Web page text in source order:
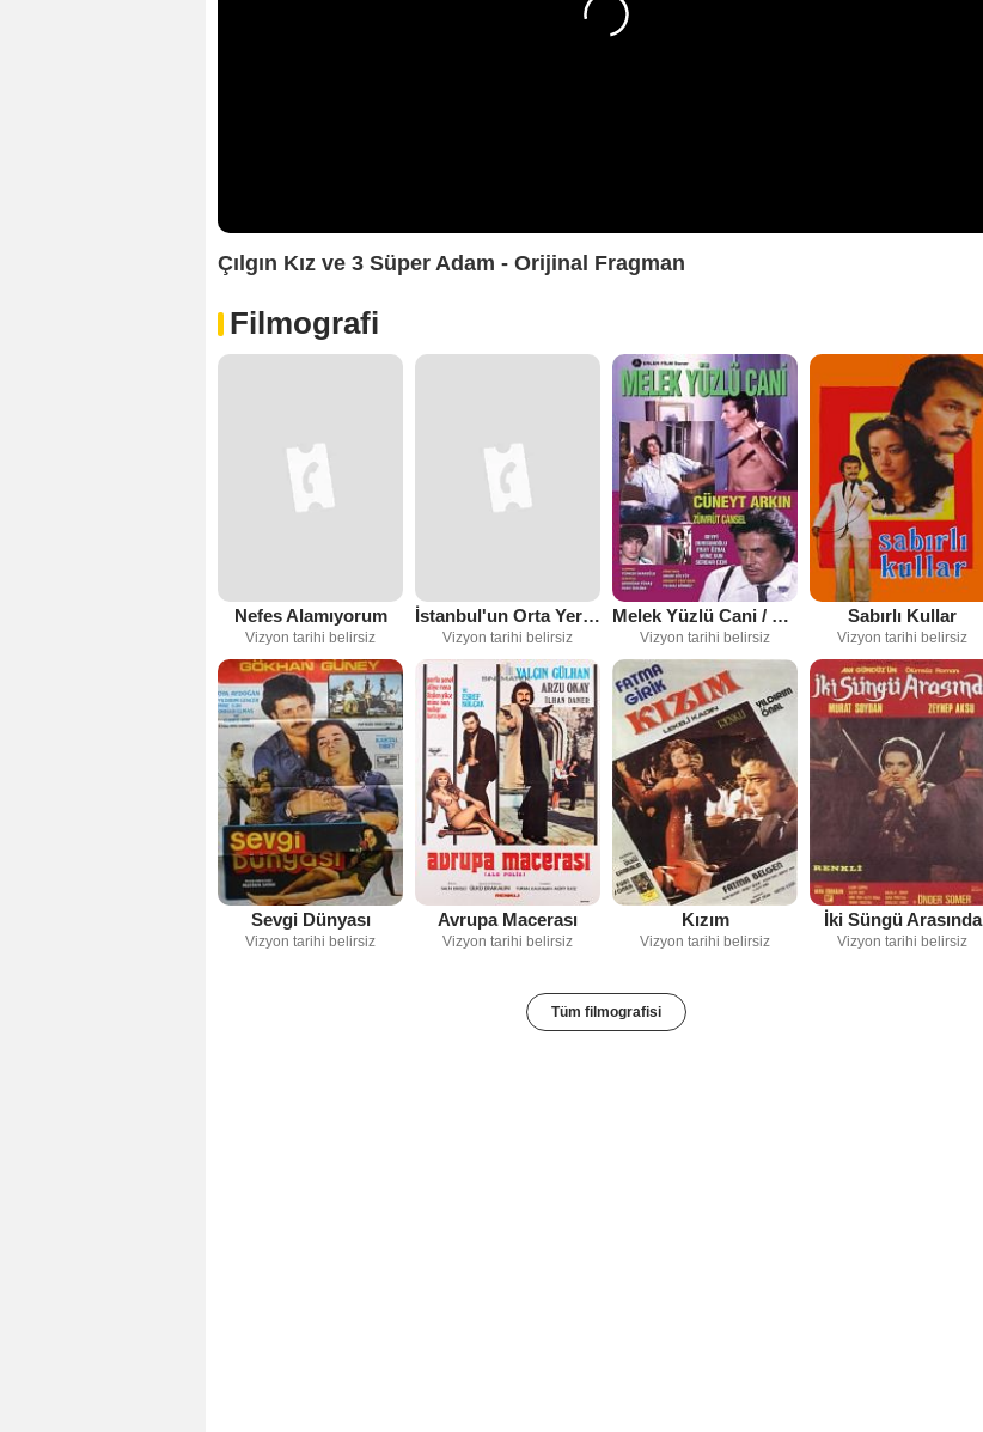
Çılgın Kız ve 3 Süper Adam - Orijinal Fragman
Filmografi
Nefes Alamıyorum
Vizyon tarihi belirsiz
İstanbul'un Orta Yeri Sinema
Vizyon tarihi belirsiz
Melek Yüzlü Cani / Nefret
Vizyon tarihi belirsiz
Sabırlı Kullar
Vizyon tarihi belirsiz
Sevgi Dünyası
Vizyon tarihi belirsiz
Avrupa Macerası
Vizyon tarihi belirsiz
Kızım
Vizyon tarihi belirsiz
İki Süngü Arasında
Vizyon tarihi belirsiz
Tüm filmografisi